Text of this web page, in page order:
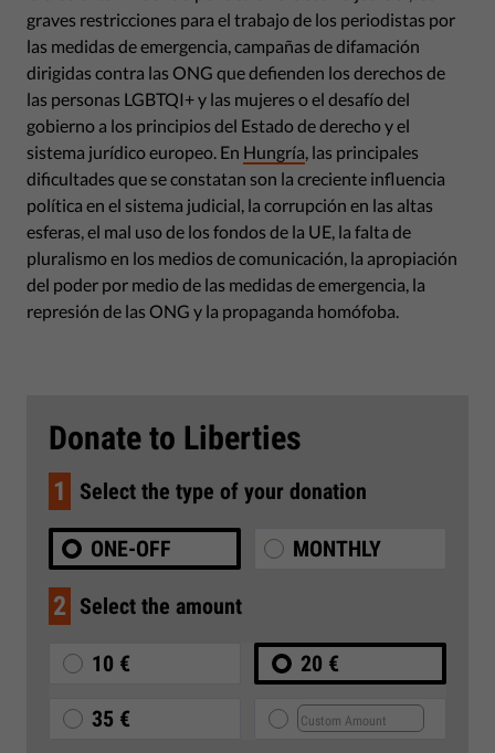
graves restricciones para el trabajo de los periodistas por
las medidas de emergencia, campañas de difamación
dirigidas contra las ONG que defienden los derechos de
las personas LGBTQI+ y las mujeres o el desafío del
gobierno a los principios del Estado de derecho y el
sistema jurídico europeo. En Hungría , las principales
dificultades que se constatan son la creciente influencia
política en el sistema judicial, la corrupción en las altas
esferas, el mal uso de los fondos de la UE, la falta de
pluralismo en los medios de comunicación, la apropiación
del poder por medio de las medidas de emergencia, la
represión de las ONG y la propaganda homófoba.
Donate to Liberties
1 Select the type of your donation
ONE-OFF MONTHLY
2 Select the amount
10 € 20 €
35 €